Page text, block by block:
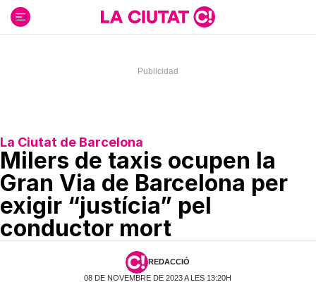
contenido
La Ciutat de Barcelona
Milers de taxis ocupen la
Gran Via de Barcelona per
exigir “justícia” pel
conductor mort
REDACCIÓ
08 DE NOVEMBRE DE 2023 A LES 13:20H